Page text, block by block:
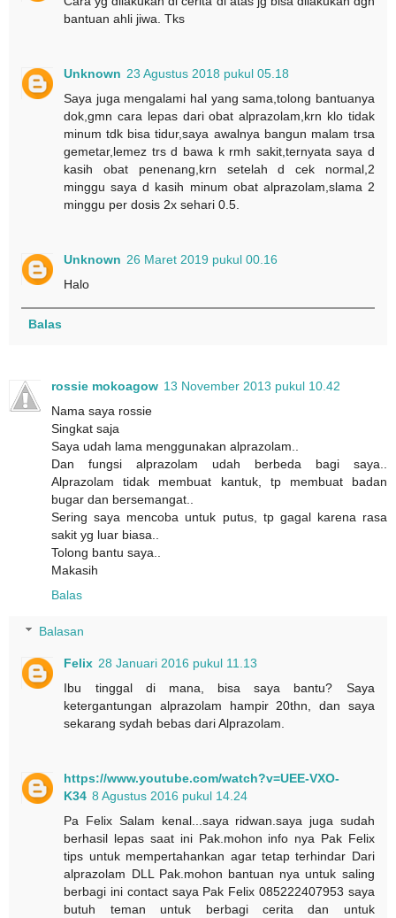
bantuan ahli jiwa. Tks
Unknown 23 Agustus 2018 pukul 05.18
Saya juga mengalami hal yang sama,tolong bantuanya
dok,gmn cara lepas dari obat alprazolam,krn klo tidak
minum tdk bisa tidur,saya awalnya bangun malam trsa
gemetar,lemez trs d bawa k rmh sakit,ternyata saya d
kasih obat penenang,krn setelah d cek normal,2
minggu saya d kasih minum obat alprazolam,slama 2
minggu per dosis 2x sehari 0.5.
Unknown 26 Maret 2019 pukul 00.16
Halo
Balas
rossie mokoagow 13 November 2013 pukul 10.42
Nama saya rossie
Singkat saja
Saya udah lama menggunakan alprazolam..
Dan fungsi alprazolam udah berbeda bagi saya..
Alprazolam tidak membuat kantuk, tp membuat badan
bugar dan bersemangat..
Sering saya mencoba untuk putus, tp gagal karena rasa
sakit yg luar biasa..
Tolong bantu saya..
Makasih
Balas
Balasan
Felix 28 Januari 2016 pukul 11.13
Ibu tinggal di mana, bisa saya bantu? Saya
ketergantungan alprazolam hampir 20thn, dan saya
sekarang sydah bebas dari Alprazolam.
https://www.youtube.com/watch?v=UEE-VXO-
K34 8 Agustus 2016 pukul 14.24
Pa Felix Salam kenal...saya ridwan.saya juga sudah
berhasil lepas saat ini Pak.mohon info nya Pak Felix
tips untuk mempertahankan agar tetap terhindar Dari
alprazolam DLL Pak.mohon bantuan nya untuk saling
berbagi ini contact saya Pak Felix 085222407953 saya
butuh teman untuk berbagi cerita dan untuk